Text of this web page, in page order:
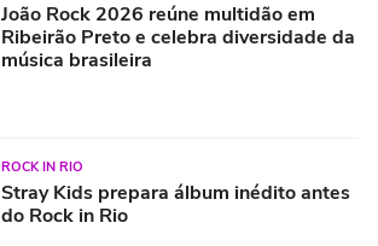
João Rock 2026 reúne multidão em
Ribeirão Preto e celebra diversidade da
música brasileira
ROCK IN RIO
Stray Kids prepara álbum inédito antes
do Rock in Rio